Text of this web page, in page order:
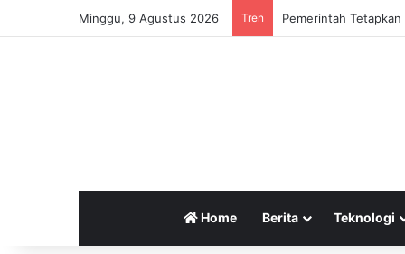
Minggu, 9 Agustus 2026 Tren Pemerintah
Home Berita Teknologi